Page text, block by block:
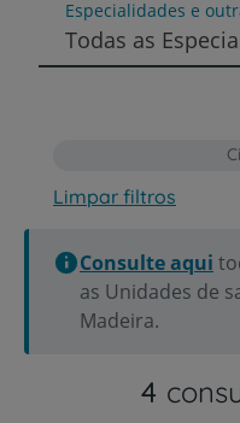
Especialidades e
Todas as
Limpar filtros
Consulte aqui
as Unidades de
Madeira.
4